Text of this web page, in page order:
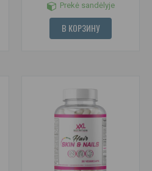
Prekė sandėlyje
В КОРЗИНУ